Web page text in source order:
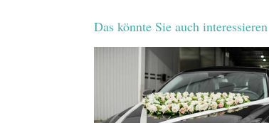
Das könnte Sie auch interessieren